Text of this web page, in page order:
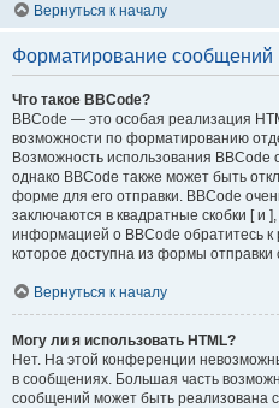
Вернуться к началу
Форматирование сообщений
Что такое BBCode?
BBCode — это особая реализация
возможности по форматированию
Возможность использования
однако BBCode также может быть
форме для его отправки. BBCode
заключаются в квадратные скобки [ и
информацией о BBCode обратитесь к
которое доступна из формы
Вернуться к началу
Могу ли я использовать HTML?
Нет. На этой конференции
в сообщениях. Большая часть
сообщений может быть реализована